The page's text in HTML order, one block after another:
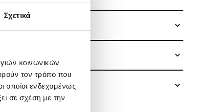
Σχετικά
κοινωνικών
τον τρόπο που
οποίοι ενδεχομένως
σε σχέση με την